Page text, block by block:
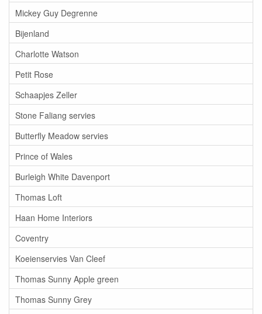
Mickey Guy Degrenne
Bijenland
Charlotte Watson
Petit Rose
Schaapjes Zeller
Stone Faliang servies
Butterfly Meadow servies
Prince of Wales
Burleigh White Davenport
Thomas Loft
Haan Home Interiors
Coventry
Koeienservies Van Cleef
Thomas Sunny Apple green
Thomas Sunny Grey